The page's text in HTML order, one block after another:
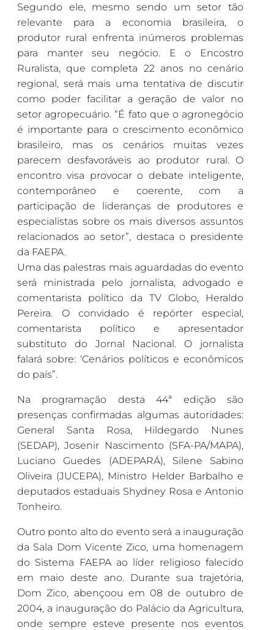
Segundo ele, mesmo sendo um setor tão
relevante para a economia brasileira, o
produtor rural enfrenta inúmeros problemas
para manter seu negócio. E o Encostro
Ruralista, que completa 22 anos no cenário
regional, será mais uma tentativa de discutir
como poder facilitar a geração de valor no
setor agropecuário. “É fato que o agronegócio
é importante para o crescimento econômico
brasileiro, mas os cenários muitas vezes
parecem desfavoráveis ao produtor rural. O
encontro visa provocar o debate inteligente,
contemporâneo e coerente, com a
participação de lideranças de produtores e
especialistas sobre os mais diversos assuntos
relacionados ao setor”, destaca o presidente
da FAEPA.
Uma das palestras mais aguardadas do evento
será ministrada pelo jornalista, advogado e
comentarista político da TV Globo, Heraldo
Pereira. O convidado é repórter especial,
comentarista político e apresentador
substituto do Jornal Nacional. O jornalista
falará sobre: ‘Cenários políticos e econômicos
do país”.
Na programação desta 44ª edição são
presenças confirmadas algumas autoridades:
General Santa Rosa, Hildegardo Nunes
(SEDAP), Josenir Nascimento (SFA-PA/MAPA),
Luciano Guedes (ADEPARÁ), Silene Sabino
Oliveira (JUCEPA), Ministro Helder Barbalho e
deputados estaduais Shydney Rosa e Antonio
Tonheiro.
Outro ponto alto do evento será a inauguração
da Sala Dom Vicente Zico, uma homenagem
do Sistema FAEPA ao líder religioso falecido
em maio deste ano. Durante sua trajetória,
Dom Zico, abençoou em 08 de outubro de
2004, a inauguração do Palácio da Agricultura,
onde sempre esteve presente nos eventos